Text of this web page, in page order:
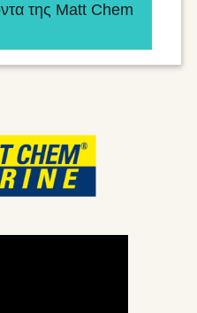
της Matt Chem